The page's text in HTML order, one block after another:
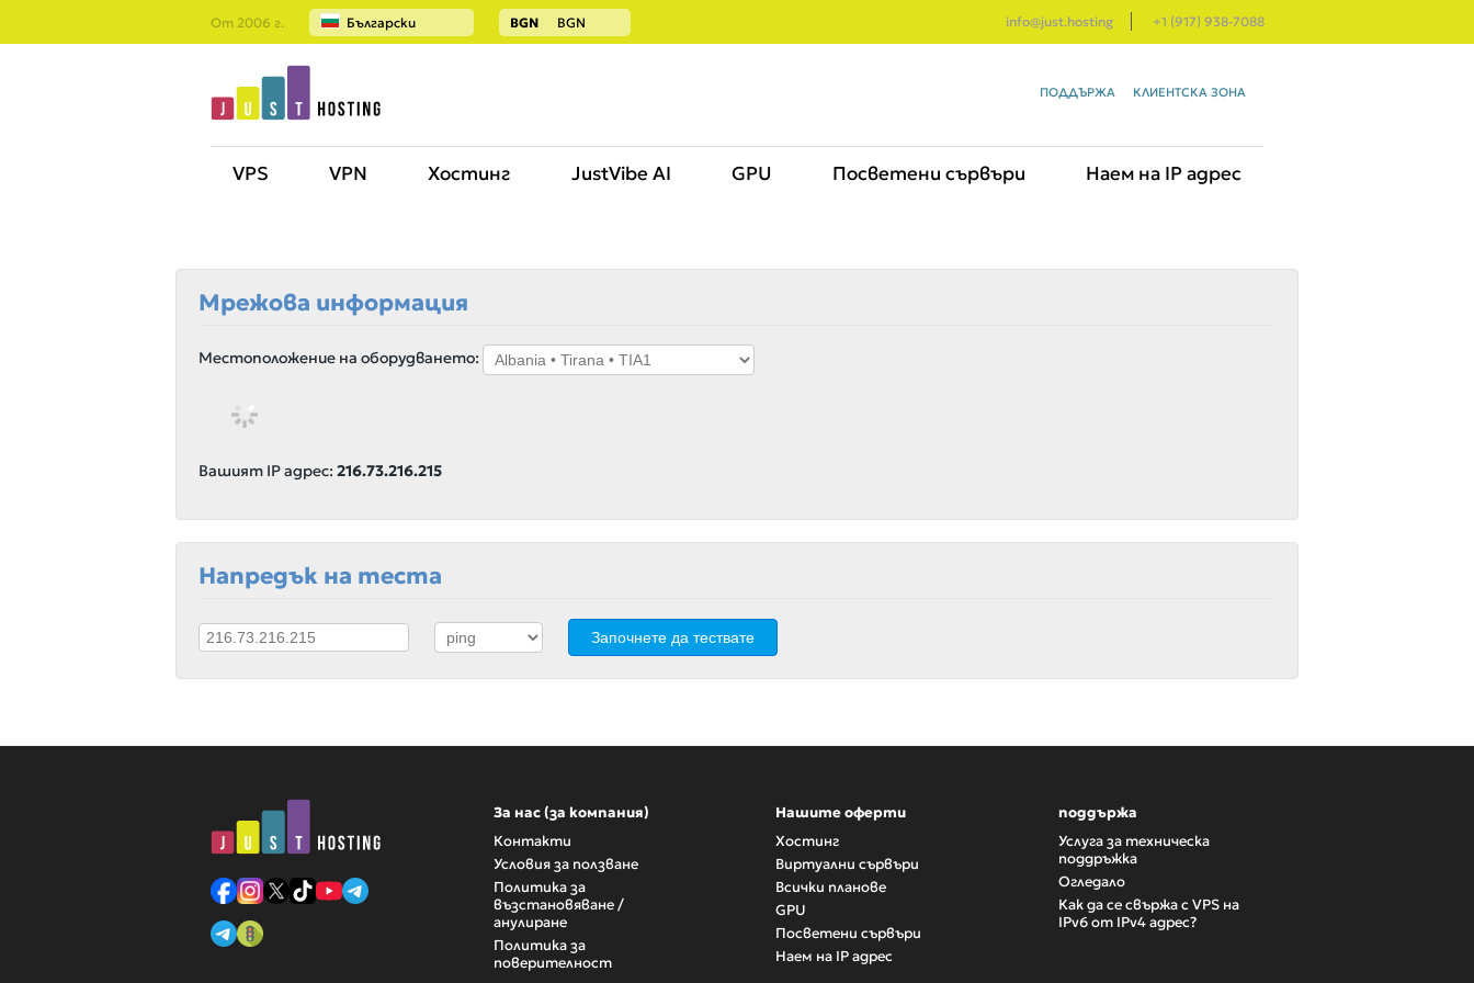
От 2006 г. Български BGN BGN info@just.hosting +1 (917) 938-7088
ПОДДЪРЖА КЛИЕНТСКА ЗОНА
VPS VPN Хостинг JustVibe AI GPU Посветени сървъри Наем на IP адрес
Мрежова информация
Местоположение на оборудването:
Вашият IP адрес: 216.73.216.215
Напредък на теста
Започнете да тествате
За нас (за компания)
Контакти
Условия за ползване
Политика за
възстановяване /
анулиране
Политика за
поверителност
Нашите оферти
Хостинг
Виртуални сървъри
Всички планове
GPU
Посветени сървъри
Наем на IP адрес
поддържа
Услуга за техническа
поддръжка
Огледало
Как да се свържа с VPS на
IPv6 от IPv4 адрес?